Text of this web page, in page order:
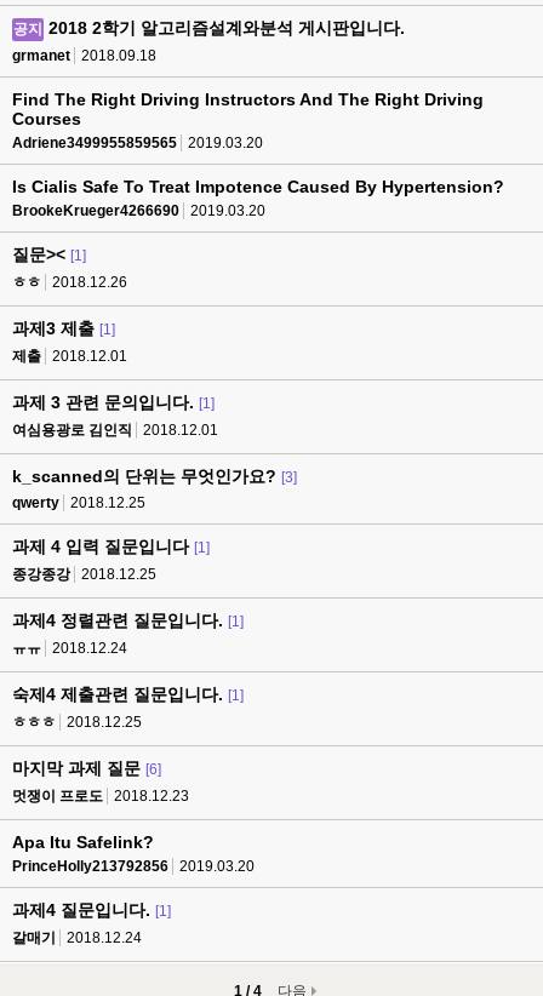
공지 2018 2학기 알고리즘설계와분석 게시판입니다.
grmanet 2018.09.18
Find The Right Driving Instructors And The Right Driving
Courses
Adriene3499955859565 2019.03.20
Is Cialis Safe To Treat Impotence Caused By Hypertension?
BrookeKrueger4266690 2019.03.20
질문>< [1]
ㅎㅎ
2018.12.26
과제3 제출 [1]
제출
2018.12.01
과제 3 관련 문의입니다. [1]
여심용광로 김인직
2018.12.01
k_scanned의 단위는 무엇인가요? [3]
qwerty
2018.12.25
과제 4 입력 질문입니다 [1]
종강종강
2018.12.25
과제4 정렬관련 질문입니다. [1]
ㅠㅠ
2018.12.24
숙제4 제출관련 질문입니다. [1]
ㅎㅎㅎ
2018.12.25
마지막 과제 질문 [6]
멋쟁이 프로도
2018.12.23
Apa Itu Safelink?
PrinceHolly213792856 2019.03.20
과제4 질문입니다. [1]
갈매기
2018.12.24
1 / 4 다음